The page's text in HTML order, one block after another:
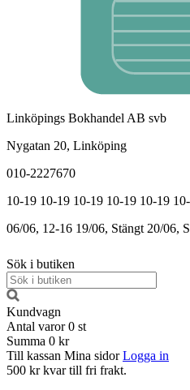
Linköpings Bokhandel AB svb
Nygatan 20, Linköping
010-2227670
10-19 10-19 10-19 10-19 10-19
06/06, 12-16 19/06, Stängt 20/06,
Sök i butiken
Kundvagn
Antal varor 0 st
Summa 0 kr
Till kassan Mina sidor Logga in
500 kr kvar till fri frakt.